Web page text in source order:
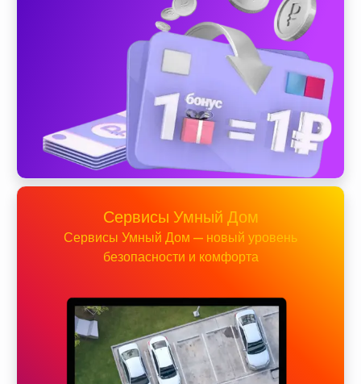
Сервисы Умный Дом
Сервисы Умный Дом — новый уровень
безопасности и комфорта